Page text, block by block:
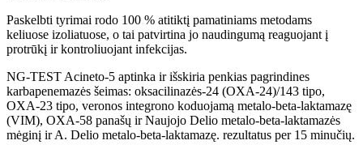
Paskelbti tyrimai rodo 100 % atitiktį pamatiniams metodams
keliuose izoliatuose, o tai patvirtina jo naudingumą reaguojant į
protrūkį ir kontroliuojant infekcijas.
NG-TEST Acineto-5 aptinka ir išskiria penkias pagrindines
karbapenemazės šeimas: oksacilinazės-24 (OXA-24)/143 tipo,
OXA-23 tipo, veronos integrono koduojamą metalo-beta-laktamazę
(VIM), OXA-58 panašų ir Naujojo Delio metalo-beta-laktamazės
mėginį ir A. Delio metalo-beta-laktamazę. rezultatus per 15 minučių.